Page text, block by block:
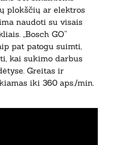
plokščių ar elektros
naudoti su visais
„Bosch GO“
pat patogu suimti,
kai sukimo darbus
Greitas ir
iki 360 aps./min.